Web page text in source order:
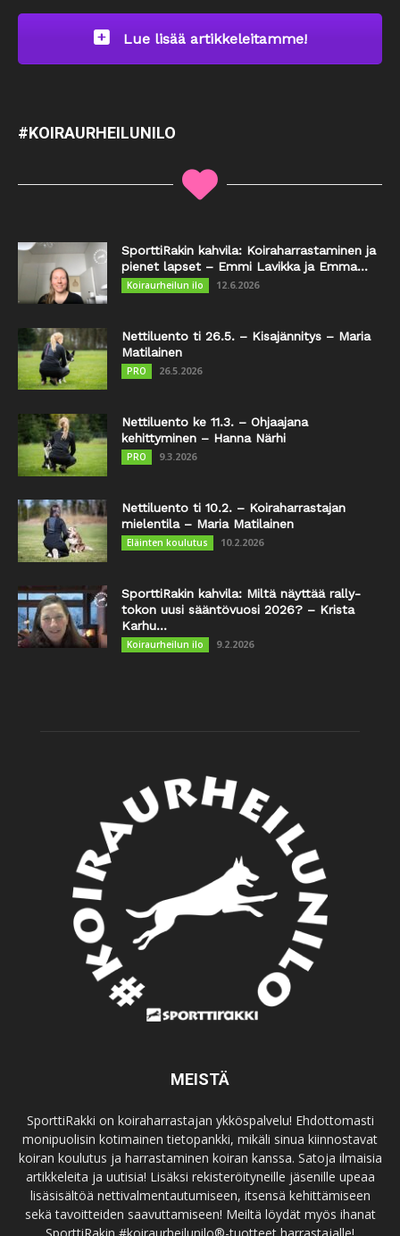
Lue lisää artikkeleitamme!
#KOIRAURHEILUNILO
SporttiRakin kahvila: Koiraharrastaminen ja
pienet lapset – Emmi Lavikka ja Emma...
Koiraurheilun ilo 12.6.2026
Nettiluento ti 26.5. – Kisajännitys – Maria
Matilainen
PRO 26.5.2026
Nettiluento ke 11.3. – Ohjaajana
kehittyminen – Hanna Närhi
PRO 9.3.2026
Nettiluento ti 10.2. – Koiraharrastajan
mielentila – Maria Matilainen
Eläinten koulutus 10.2.2026
SporttiRakin kahvila: Miltä näyttää rally-
tokon uusi sääntövuosi 2026? – Krista
Karhu...
Koiraurheilun ilo 9.2.2026
MEISTÄ
SporttiRakki on koiraharrastajan ykköspalvelu! Ehdottomasti
monipuolisin kotimainen tietopankki, mikäli sinua kiinnostavat
koiran koulutus ja harrastaminen koiran kanssa. Satoja ilmaisia
artikkeleita ja uutisia! Lisäksi rekisteröityneille jäsenille upeaa
lisäsisältöä nettivalmentautumiseen, itsensä kehittämiseen
sekä tavoitteiden saavuttamiseen! Meiltä löydät myös ihanat